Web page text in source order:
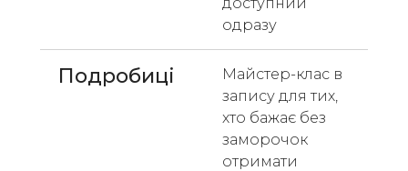
одразу
Подробиці
Майстер-клас в
запису для тих,
хто бажає без
заморочок
отримати